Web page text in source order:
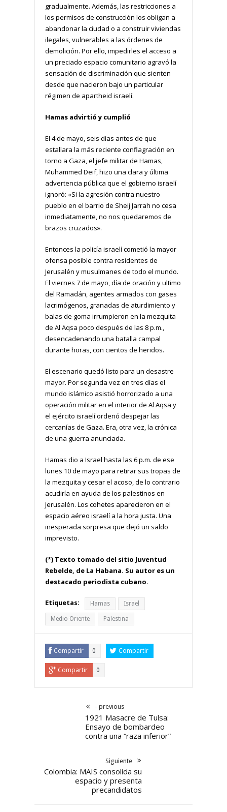
gradualmente. Además, las restricciones a
los permisos de construcción los obligan a
abandonar la ciudad o a construir viviendas
ilegales, vulnerables a las órdenes de
demolición. Por ello, impedirles el acceso a
un preciado espacio comunitario agravó la
sensación de discriminación que sienten
desde que nacieron bajo un particular
régimen de apartheid israelí.
Hamas advirtió y cumplió
El 4 de mayo, seis días antes de que
estallara la más reciente conflagración en
torno a Gaza, el jefe militar de Hamas,
Muhammed Deif, hizo una clara y última
advertencia pública que el gobierno israelí
ignoró: «Si la agresión contra nuestro
pueblo en el barrio de Sheij Jarrah no cesa
inmediatamente, no nos quedaremos de
brazos cruzados».
Entonces la policía israelí cometió la mayor
ofensa posible contra residentes de
Jerusalén y musulmanes de todo el mundo.
El viernes 7 de mayo, día de oración y ultimo
del Ramadán, agentes armados con gases
lacrimógenos, granadas de aturdimiento y
balas de goma irrumpieron en la mezquita
de Al Aqsa poco después de las 8 p.m.,
desencadenando una batalla campal
durante horas, con cientos de heridos.
El escenario quedó listo para un desastre
mayor. Por segunda vez en tres días el
mundo islámico asistió horrorizado a una
operación militar en el interior de Al Aqsa y
el ejército israelí ordenó despejar las
cercanías de Gaza. Era, otra vez, la crónica
de una guerra anunciada.
Hamas dio a Israel hasta las 6 p.m. de ese
lunes 10 de mayo para retirar sus tropas de
la mezquita y cesar el acoso, de lo contrario
acudiría en ayuda de los palestinos en
Jerusalén. Los cohetes aparecieron en el
espacio aéreo israelí a la hora justa. Una
inesperada sorpresa que dejó un saldo
imprevisto.
(*) Texto tomado del sitio Juventud
Rebelde, de La Habana. Su autor es un
destacado periodista cubano.
Etiquetas: Hamas Israel
Medio Oriente Palestina
Compartir 0 Compartir
Compartir 0
- previous
1921 Masacre de Tulsa:
Ensayo de bombardeo
contra una “raza inferior”
Siguiente
Colombia: MAIS consolida su
espacio y presenta
precandidatos